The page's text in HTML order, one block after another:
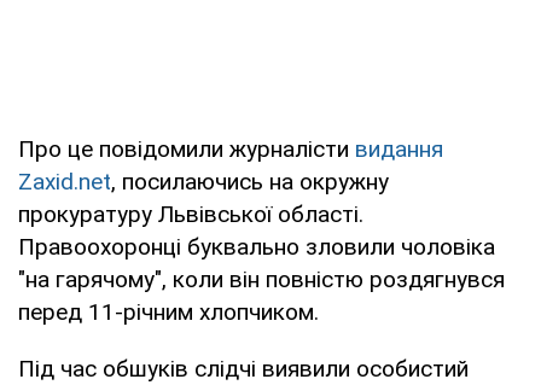
Про це повідомили журналісти видання
Zaxid.net, посилаючись на окружну
прокуратуру Львівської області.
Правоохоронці буквально зловили чоловіка
"на гарячому", коли він повністю роздягнувся
перед 11-річним хлопчиком.
Під час обшуків слідчі виявили особистий